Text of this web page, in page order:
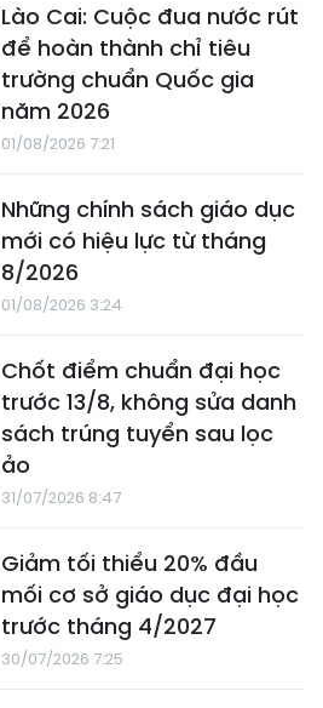
Lào Cai: Cuộc đua nước rút
để hoàn thành chỉ tiêu
trường chuẩn Quốc gia
năm 2026
01/08/2026 7:21
Những chính sách giáo dục
mới có hiệu lực từ tháng
8/2026
01/08/2026 3:24
Chốt điểm chuẩn đại học
trước 13/8, không sửa danh
sách trúng tuyển sau lọc
ảo
31/07/2026 8:47
Giảm tối thiểu 20% đầu
mối cơ sở giáo dục đại học
trước tháng 4/2027
30/07/2026 7:25